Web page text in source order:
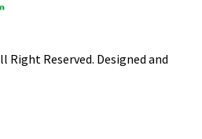
Right Reserved. Designed and